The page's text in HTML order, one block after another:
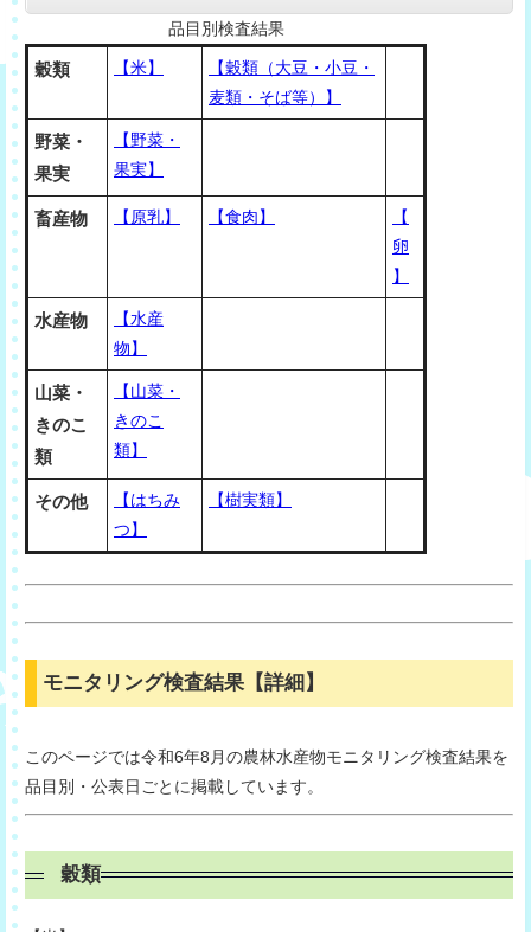
品目別検査結果
穀類 【米】
【穀類（大豆・小豆・
麦類・そば等）】
野菜・
果実
【野菜・
果実】
畜産物 【原乳】 【食肉】
【
卵
】
水産物
【水産
物】
山菜・
きのこ
類
【山菜・
きのこ
類】
その他
【はちみ
つ】
【樹実類】
モニタリング検査結果【詳細】
このページでは令和6年8月の農林水産物モニタリング検査結果を
品目別・公表日ごとに掲載しています。
穀類